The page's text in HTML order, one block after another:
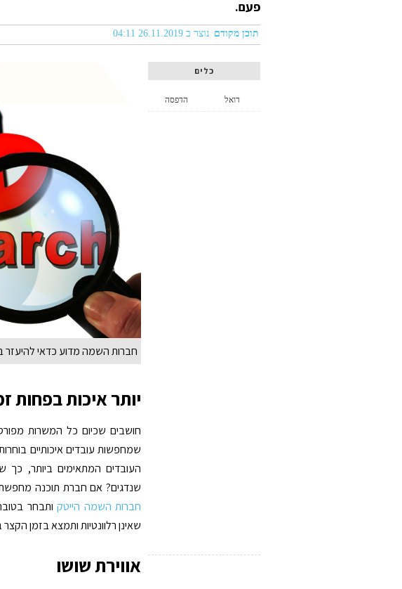
פעם.
תוכן מקודם נוצר ב 26.11.2019 04:11
כלים
הדפסה דואל
חברות השמה מדוע כדאי להיעזר
יותר איכות בפחות
חושבים שכיום כל המשרות
שמחפשות עובדים איכותיים
העובדים המתאימים ביותר, כך
שנדגים? אם חברת תוכנה
חברות השמה הייטקותבחר
שאינן רלוונטיות ותמצא בזמן
אווירת שושו